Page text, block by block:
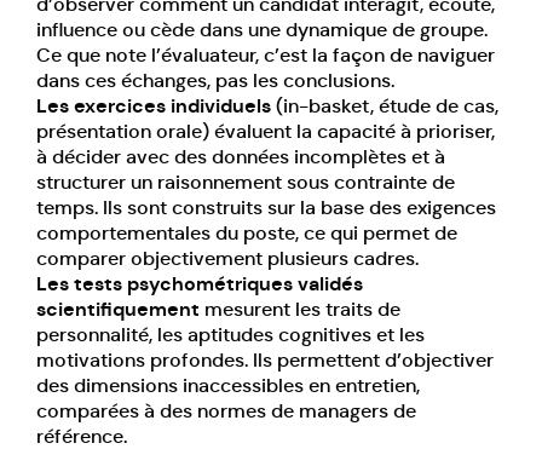
influence ou cède dans une dynamique de groupe.
Ce que note l’évaluateur, c’est la façon de naviguer
dans ces échanges, pas les conclusions.
Les exercices individuels(in-basket, étude de cas,
présentation orale) évaluent la capacité à prioriser,
à décider avec des données incomplètes et à
structurer un raisonnement sous contrainte de
temps. Ils sont construits sur la base des exigences
comportementales du poste, ce qui permet de
comparer objectivement plusieurs cadres.
Les tests psychométriques validés
scientifiquement mesurent les traits de
personnalité, les aptitudes cognitives et les
motivations profondes. Ils permettent d’objectiver
des dimensions inaccessibles en entretien,
comparées à des normes de managers de
référence.